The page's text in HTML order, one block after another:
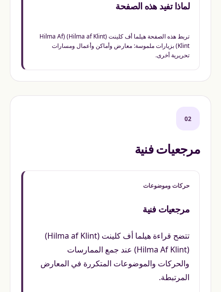
لماذا تفيد هذه الصفحة
تربط هذه الصفحة هيلما أف كلينت (Hilma af Klint) (Hilma Af
Klint) بزيارات ملموسة: معارض وأماكن وأعمال ومسارات
تحريرية أخرى.
02
مرجعيات فنية
حركات وموضوعات
مرجعيات فنية
تتضح قراءة هيلما أف كلينت (Hilma af Klint)
(Hilma Af Klint) عند جمع الممارسات
والحركات والموضوعات المتكررة في المعارض
المرتبطة.